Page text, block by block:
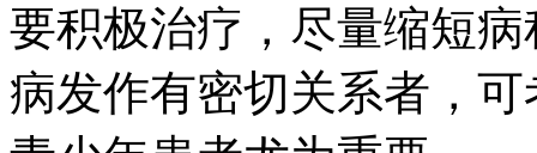
要积极治疗，尽量缩短
病发作有密切关系者，